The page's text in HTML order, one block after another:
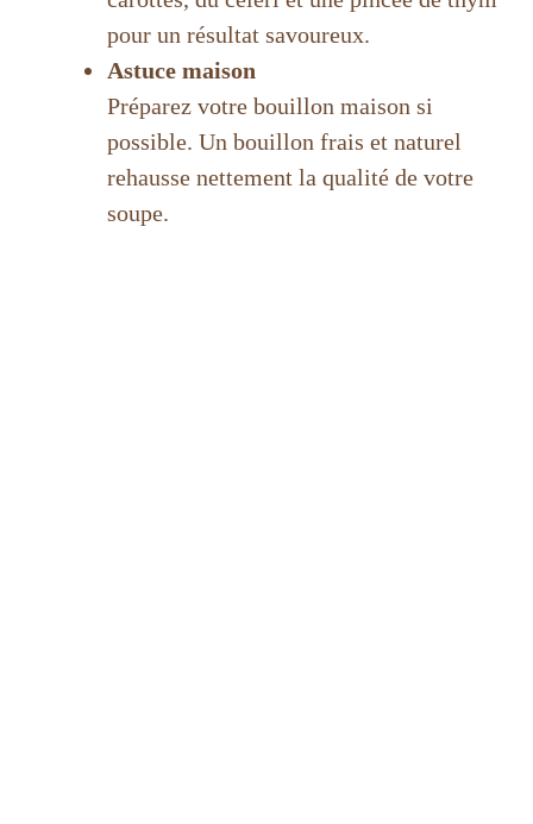
pour un résultat savoureux.
Astuce maison
Préparez votre bouillon maison si
possible. Un bouillon frais et naturel
rehausse nettement la qualité de votre
soupe.